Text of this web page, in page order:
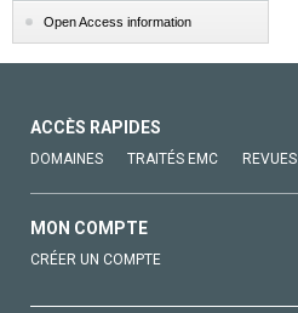
Open Access information
ACCÈS RAPIDES
DOMAINES TRAITÉS EMC REVUES
MON COMPTE
CRÉER UN COMPTE